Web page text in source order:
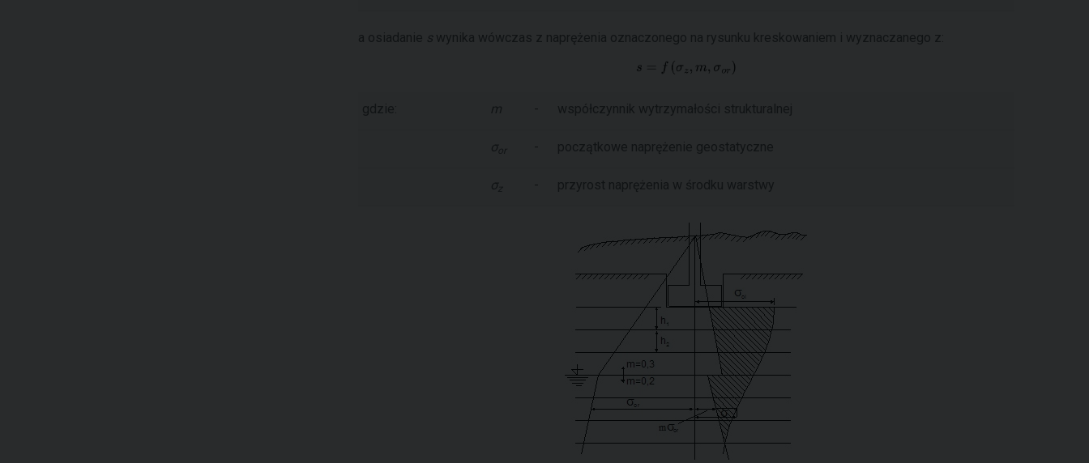
a osiadanie s wynika wówczas z naprężenia oznaczonego na rysunku kreskowaniem i wyznaczanego z:
gdzie: m - współczynnik wytrzymałości strukturalnej
σ or - początkowe naprężenie geostatyczne
σz - przyrost naprężenia w środku warstwy